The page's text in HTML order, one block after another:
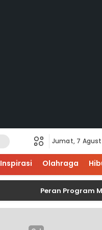
Jumat, 7
Inspirasi Olahraga
Peran Program